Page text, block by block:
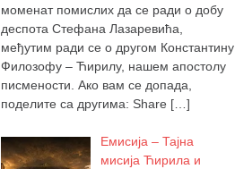
моменат помислих да се ради о добу
деспота Стефана Лазаревића,
међутим ради се о другом Константину
Филозофу – Ћирилу, нашем апостолу
писмености. Ако вам се допада,
поделите са другима: Share […]
Емисија – Тајна
мисија Ћирила и